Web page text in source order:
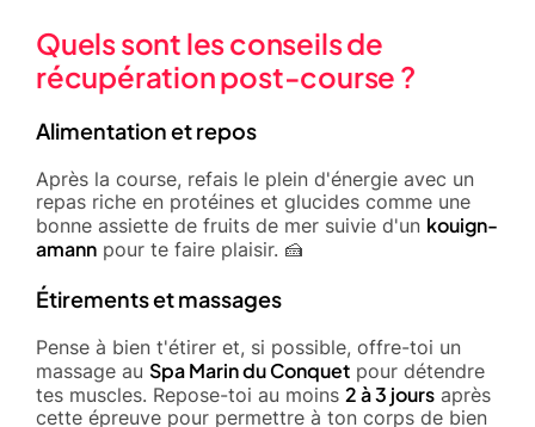
Quels sont les conseils de
récupération post-course ?
Alimentation et repos
Après la course, refais le plein d'énergie avec un
repas riche en protéines et glucides comme une
bonne assiette de fruits de mer suivie d'un kouign-
amann pour te faire plaisir. 🍰
Étirements et massages
Pense à bien t'étirer et, si possible, offre-toi un
massage au Spa Marin du Conquet pour détendre
tes muscles. Repose-toi au moins 2 à 3 jours après
cette épreuve pour permettre à ton corps de bien